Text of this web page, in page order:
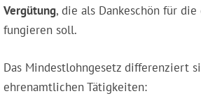
Vergütung, die als Dankeschön für
fungieren soll.
Das Mindestlohngesetz differenziert
ehrenamtlichen Tätigkeiten: